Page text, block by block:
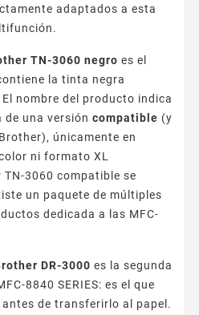
adaptados a esta
TN-3060 negro es el
la tinta negra
nombre del producto indica
una versión compatible (y
únicamente en
ni formato XL
3060 compatible se
un paquete de múltiples
dedicada a las MFC-
DR-3000 es la segunda
8840 SERIES: es el que
de transferirlo al papel.